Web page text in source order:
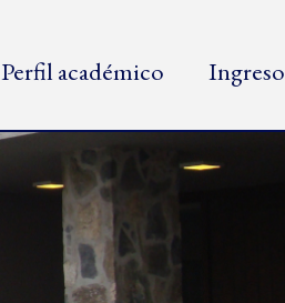
Perfil académico Ingreso